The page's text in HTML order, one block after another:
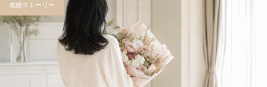
成婚ストーリー